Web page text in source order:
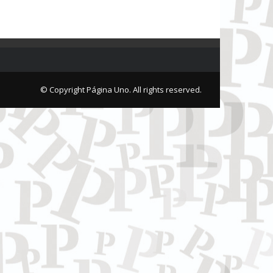
© Copyright Página Uno. All rights reserved.